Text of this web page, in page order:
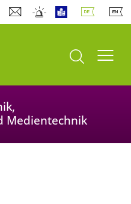
Suche öffnen
Medientechnik